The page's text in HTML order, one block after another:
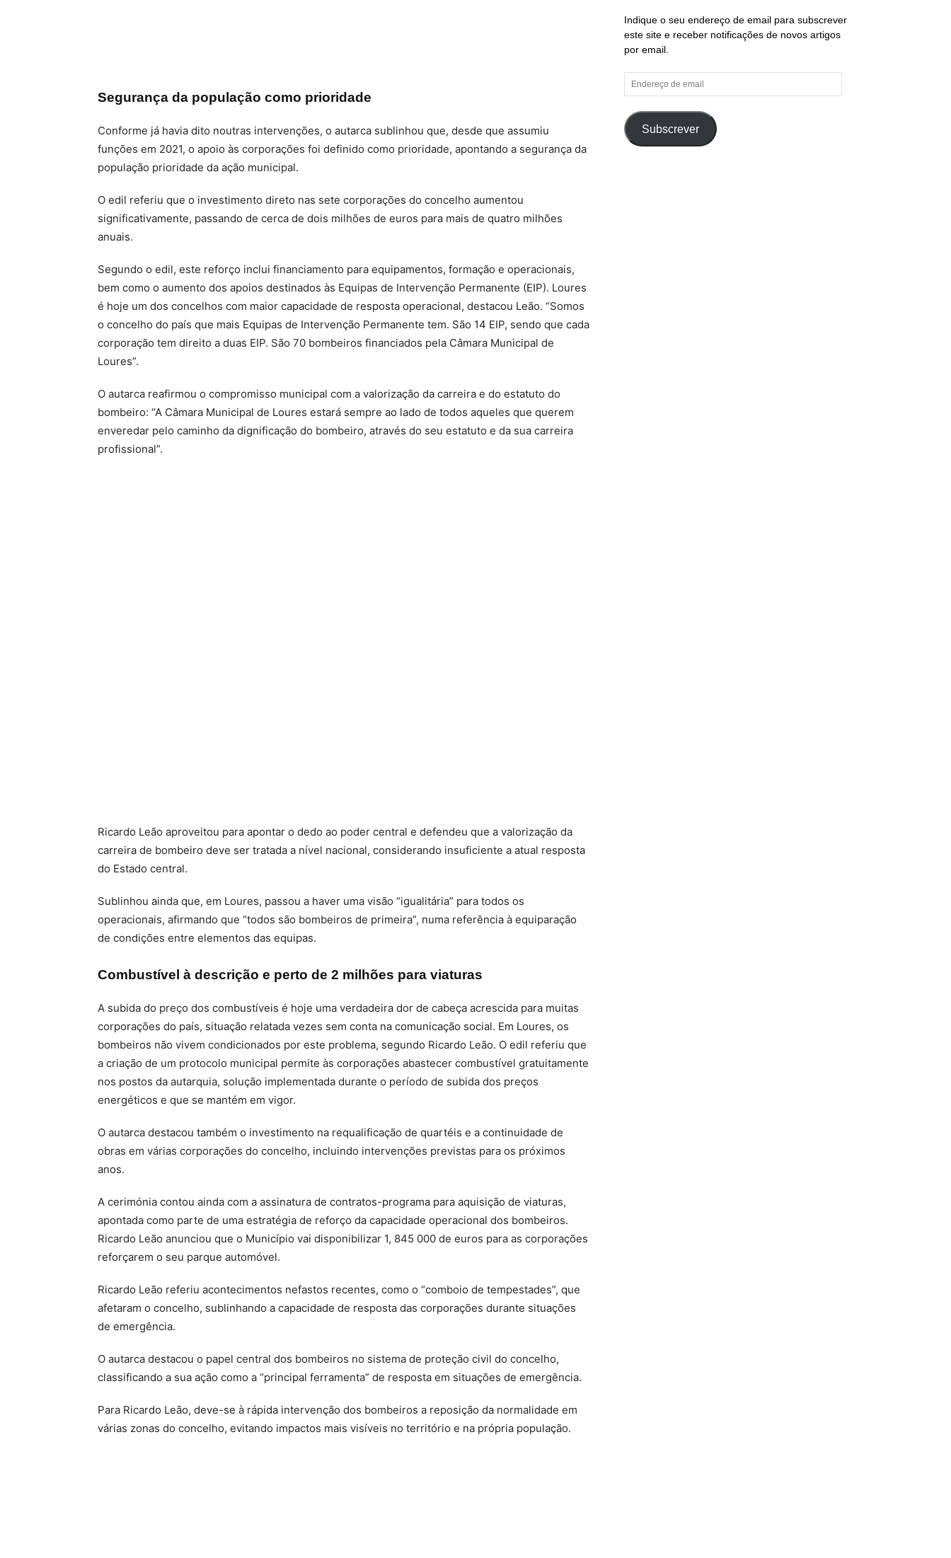
Segurança da população como prioridade
Conforme já havia dito noutras intervenções, o autarca sublinhou que, desde que assumiu
funções em 2021, o apoio às corporações foi definido como prioridade, apontando a segurança da
população prioridade da ação municipal.
O edil referiu que o investimento direto nas sete corporações do concelho aumentou
significativamente, passando de cerca de dois milhões de euros para mais de quatro milhões
anuais.
Segundo o edil, este reforço inclui financiamento para equipamentos, formação e operacionais,
bem como o aumento dos apoios destinados às Equipas de Intervenção Permanente (EIP). Loures
é hoje um dos concelhos com maior capacidade de resposta operacional, destacou Leão. “Somos
o concelho do país que mais Equipas de Intervenção Permanente tem. São 14 EIP, sendo que cada
corporação tem direito a duas EIP. São 70 bombeiros financiados pela Câmara Municipal de
Loures”.
O autarca reafirmou o compromisso municipal com a valorização da carreira e do estatuto do
bombeiro: “A Câmara Municipal de Loures estará sempre ao lado de todos aqueles que querem
enveredar pelo caminho da dignificação do bombeiro, através do seu estatuto e da sua carreira
profissional”.
Ricardo Leão aproveitou para apontar o dedo ao poder central e defendeu que a valorização da
carreira de bombeiro deve ser tratada a nível nacional, considerando insuficiente a atual resposta
do Estado central.
Sublinhou ainda que, em Loures, passou a haver uma visão “igualitária” para todos os
operacionais, afirmando que “todos são bombeiros de primeira”, numa referência à equiparação
de condições entre elementos das equipas.
Combustível à descrição e perto de 2 milhões para viaturas
A subida do preço dos combustíveis é hoje uma verdadeira dor de cabeça acrescida para muitas
corporações do país, situação relatada vezes sem conta na comunicação social. Em Loures, os
bombeiros não vivem condicionados por este problema, segundo Ricardo Leão. O edil referiu que
a criação de um protocolo municipal permite às corporações abastecer combustível gratuitamente
nos postos da autarquia, solução implementada durante o período de subida dos preços
energéticos e que se mantém em vigor.
O autarca destacou também o investimento na requalificação de quartéis e a continuidade de
obras em várias corporações do concelho, incluindo intervenções previstas para os próximos
anos.
A cerimónia contou ainda com a assinatura de contratos-programa para aquisição de viaturas,
apontada como parte de uma estratégia de reforço da capacidade operacional dos bombeiros.
Ricardo Leão anunciou que o Município vai disponibilizar 1, 845 000 de euros para as corporações
reforçarem o seu parque automóvel.
Ricardo Leão referiu acontecimentos nefastos recentes, como o “comboio de tempestades”, que
afetaram o concelho, sublinhando a capacidade de resposta das corporações durante situações
de emergência.
O autarca destacou o papel central dos bombeiros no sistema de proteção civil do concelho,
classificando a sua ação como a “principal ferramenta” de resposta em situações de emergência.
Para Ricardo Leão, deve-se à rápida intervenção dos bombeiros a reposição da normalidade em
várias zonas do concelho, evitando impactos mais visíveis no território e na própria população.
Indique o seu endereço de email para subscrever
este site e receber notificações de novos artigos
por email.
Endereço
de
Subscrever